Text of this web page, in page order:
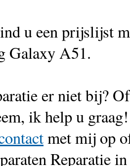
u een prijslijst
Galaxy A51.
er niet bij?
ik help u graag!
met mij op
Reparatie